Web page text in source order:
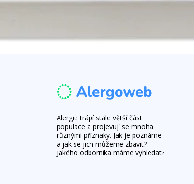
Alergie trápí stále větší část
populace a projevují se mnoha
různými příznaky. Jak je poznáme
a jak se jich můžeme zbavit?
Jakého odborníka máme vyhledat?